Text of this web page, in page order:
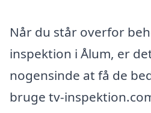
Når du står overfor
inspektion i Ålum, er
nogensinde at få de
bruge tv-